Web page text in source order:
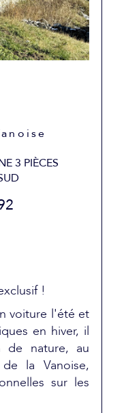
3 PIÈCES
!
voiture l'été et
en hiver, il
de nature, au
la Vanoise,
sur les